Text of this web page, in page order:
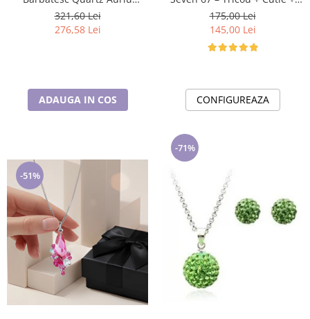
DK.6.14205-4
321,60 Lei
276,58 Lei
ADAUGA IN COS
Bidon Personalizat pentru
copilul tău
175,00 Lei
145,00 Lei
CONFIGUREAZA
-51%
-71%